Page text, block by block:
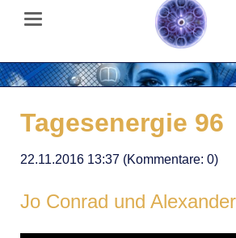
Tagesenergie 96
22.11.2016 13:37 (Kommentare: 0)
Jo Conrad und